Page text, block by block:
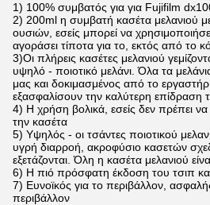
1) 100% συμβατός για για Fujifilm
2) 200ml η συμβατή κασέτα μελανιού
ουσιών, εσείς μπορεί να
αγοράσει τίποτα για το, εκτός από το
3)Οι πλήρεις κασέτες μελανιού
υψηλό - ποιοτικό μελάνι. Όλα τα
μας και δοκιμασμένος από το
εξασφαλίσουν την καλύτερη
4) Η χρήση βολικά, εσείς δεν πρέπει να
την κασέτα
5) Υψηλός - οι τσάντες ποιοτικού
υγρή διαρροή, ακροφύσιο κασετών
εξετάζονται. Όλη η κασέτα μελανιού
6) Η πιό πρόσφατη έκδοση του τσιπ
7) Ευνοϊκός για το περιβάλλον,
περιβάλλον